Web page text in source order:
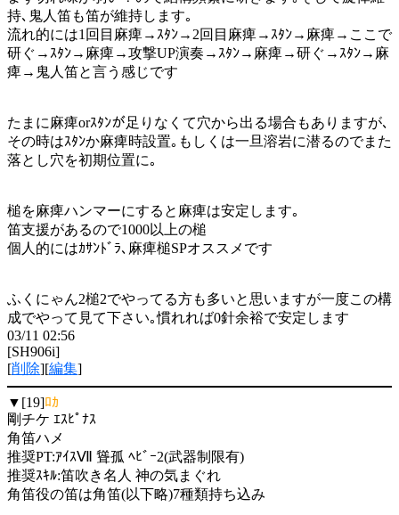
持､鬼人笛も笛が維持します｡
流れ的には1回目麻痺→ｽﾀﾝ→2回目麻痺→ｽﾀﾝ→麻痺→ここで
研ぐ→ｽﾀﾝ→麻痺→攻撃UP演奏→ｽﾀﾝ→麻痺→研ぐ→ｽﾀﾝ→麻
痺→鬼人笛と言う感じです
たまに麻痺orｽﾀﾝが足りなくて穴から出る場合もありますが､
その時はｽﾀﾝか麻痺時設置｡もしくは一旦溶岩に潜るのでまた
落とし穴を初期位置に｡
槌を麻痺ハンマーにすると麻痺は安定します｡
笛支援があるので1000以上の槌
個人的にはｶｻﾝﾄﾞﾗ､麻痺槌SPオススメです
ふくにゃん2槌2でやってる方も多いと思いますが一度この構
成でやって見て下さい｡慣れれば0針余裕で安定します
03/11 02:56
[SH906i]
[削除][編集]
▼[19]ﾛｶ
剛チケ ｴｽﾋﾟﾅｽ
角笛ハメ
推奨PT:ｱｲｽⅦ 聳孤 ﾍﾋﾞｰ2(武器制限有)
推奨ｽｷﾙ:笛吹き名人 神の気まぐれ
角笛役の笛は角笛(以下略)7種類持ち込み